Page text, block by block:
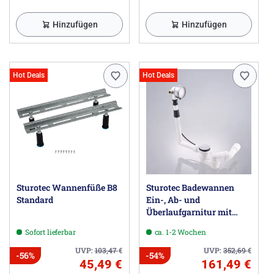
Hinzufügen Hinzufügen
Hot Deals
Sturotec Wannenfüße B8
Standard
Sofort lieferbar
UVP:103,47€
-56%
45,49 €
Hot Deals
Sturotec Badewannen
Ein-, Ab- und
Überlaufgarnitur mit
ca. 1-2 Wochen
UVP:352,69€
-54%
161,49 €